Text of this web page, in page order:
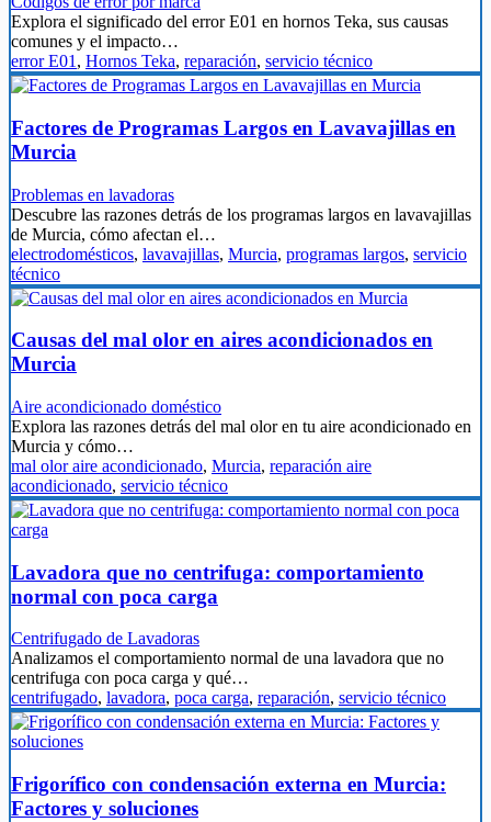
Explora el significado del error E01 en hornos Teka, sus causas
comunes y el impacto…
error E01 , Hornos Teka, reparación, servicio técnico
Factores de Programas Largos en Lavavajillas en
Murcia
Problemas en lavadoras
Descubre las razones detrás de los programas largos en lavavajillas
de Murcia, cómo afectan el…
electrodomésticos, lavavajillas, Murcia, programas largos, servicio
técnico
Causas del mal olor en aires acondicionados en
Murcia
Aire acondicionado doméstico
Explora las razones detrás del mal olor en tu aire acondicionado en
Murcia y cómo…
mal olor aire acondicionado, Murcia, reparación aire
acondicionado, servicio técnico
Lavadora que no centrifuga: comportamiento
normal con poca carga
Centrifugado de Lavadoras
Analizamos el comportamiento normal de una lavadora que no
centrifuga con poca carga y qué…
centrifugado, lavadora, poca carga, reparación, servicio técnico
Frigorífico con condensación externa en Murcia:
Factores y soluciones